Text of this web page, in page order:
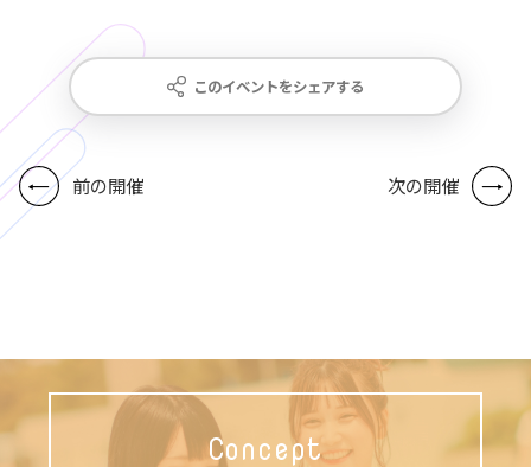
このイベントをシェアする
前の開催 次の開催
Concept